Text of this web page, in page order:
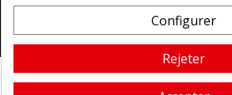
Cuirenstock © 2026 - Une
Configurer
Rejeter